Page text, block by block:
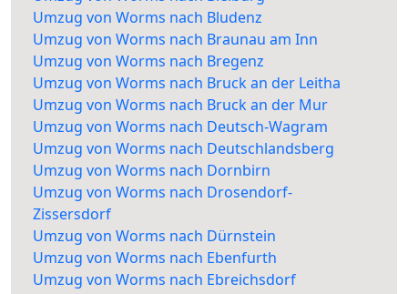
Umzug von Worms nach Bludenz
Umzug von Worms nach Braunau am Inn
Umzug von Worms nach Bregenz
Umzug von Worms nach Bruck an der Leitha
Umzug von Worms nach Bruck an der Mur
Umzug von Worms nach Deutsch-Wagram
Umzug von Worms nach Deutschlandsberg
Umzug von Worms nach Dornbirn
Umzug von Worms nach Drosendorf-
Zissersdorf
Umzug von Worms nach Dürnstein
Umzug von Worms nach Ebenfurth
Umzug von Worms nach Ebreichsdorf